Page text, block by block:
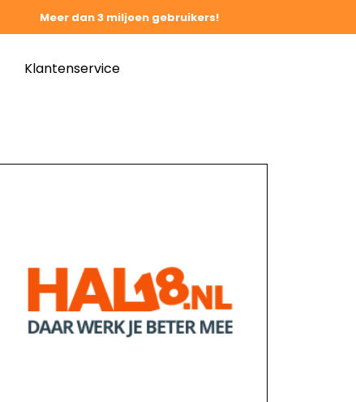
Meer dan 3 miljoen gebruikers!
Klantenservice